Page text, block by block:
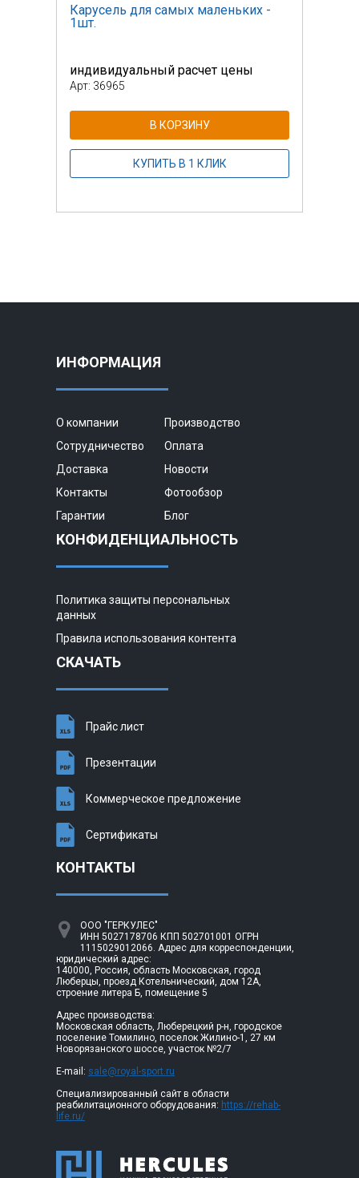
Карусель для самых маленьких -
1шт.
индивидуальный расчет цены
Арт: 36965
В КОРЗИНУ
КУПИТЬ В 1 КЛИК
ИНФОРМАЦИЯ
О компании
Производство
Сотрудничество
Оплата
Доставка
Новости
Контакты
Фотообзор
Гарантии
Блог
КОНФИДЕНЦИАЛЬНОСТЬ
Политика защиты персональных
данных
Правила использования контента
СКАЧАТЬ
Прайс лист
Презентации
Коммерческое предложение
Сертификаты
КОНТАКТЫ
ООО "ГЕРКУЛЕС"
ИНН 5027178706 КПП 502701001 ОГРН
1115029012066. Адрес для корреспонденции,
юридический адрес:
140000, Россия, область Московская, город
Люберцы, проезд Котельнический, дом 12А,
строение литера Б, помещение 5
Адрес производства:
Московская область, Люберецкий р-н, городское
поселение Томилино, поселок Жилино-1, 27 км
Новорязанского шоссе, участок №2/7
E-mail: sale@royal-sport.ru
Специализированный сайт в области
реабилитационного оборудования: https://rehab-
life.ru/